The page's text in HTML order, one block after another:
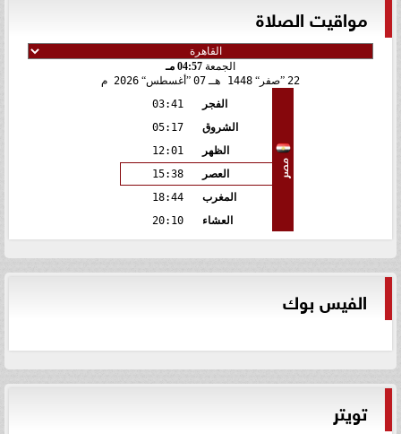
مواقيت الصلاة
الجمعة 04:57 مـ
22
صفر 1448 هـ 07 أغسطس 2026 م
مصر
الفجر
03:41
الشروق
05:17
الظهر
12:01
العصر
15:38
المغرب
18:44
العشاء
20:10
الفيس بوك
تويتر